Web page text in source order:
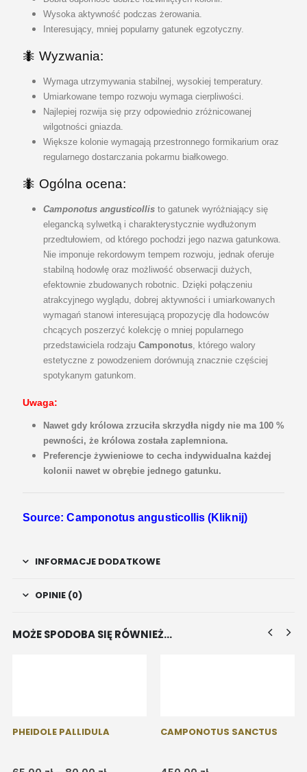
Wysoka aktywność podczas żerowania.
Interesujący, mniej popularny gatunek egzotyczny.
🐜 Wyzwania:
Wymaga utrzymywania stabilnej, wysokiej temperatury.
Umiarkowane tempo rozwoju wymaga cierpliwości.
Najlepiej rozwija się przy odpowiednio zróżnicowanej
wilgotności gniazda.
Większe kolonie wymagają przestronnego formikarium oraz
regularnego dostarczania pokarmu białkowego.
🐜 Ogólna ocena:
Camponotus angusticollisto gatunek wyróżniający się
elegancką sylwetką i charakterystycznie wydłużonym
przedtułowiem, od którego pochodzi jego nazwa gatunkowa.
Nie imponuje rekordowym tempem rozwoju, jednak oferuje
stabilną hodowlę oraz możliwość obserwacji dużych,
efektownie zbudowanych robotnic. Dzięki połączeniu
atrakcyjnego wyglądu, dobrej aktywności i umiarkowanych
wymagań stanowi interesującą propozycję dla hodowców
chcących poszerzyć kolekcję o mniej popularnego
przedstawiciela rodzaju Camponotus, którego walory
estetyczne z powodzeniem dorównują znacznie częściej
spotykanym gatunkom.
Uwaga:
Nawet gdy królowa zrzuciła skrzydła nigdy nie ma 100 %
pewności, że królowa została zaplemniona.
Preferencje żywieniowe to cecha indywidualna każdej
kolonii nawet w obrębie jednego gatunku.
Source: Camponotus angusticollis (Kliknij)
INFORMACJE DODATKOWE
OPINIE (0)
MOŻE SPODOBA SIĘ RÓWNIEŻ…
PHEIDOLE PALLIDULA CAMPONOTUS SANCTUS